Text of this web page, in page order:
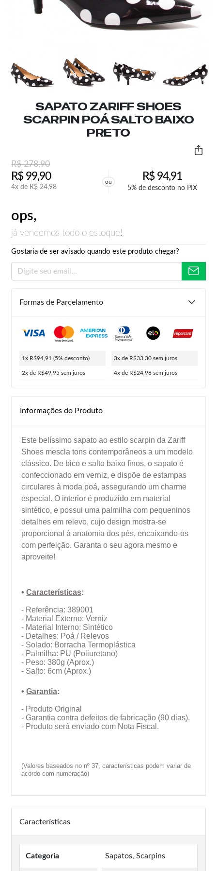
SAPATO ZARIFF SHOES
SCARPIN POÁ SALTO BAIXO
PRETO
R$278,90
R$99,90
4x de R$ 24,98
ou R$94,91
5% de desconto no PIX
ops,
já vendemos todo o estoque!
Gostaria de ser avisado quando este produto chegar?
Formas de Parcelamento
1x R$94,91 (5% desconto)
2x de R$49,95 sem juros
3x de R$33,30 sem juros
4x de R$24,98 sem juros
Informações do Produto
Este belíssimo sapato ao estilo scarpin da Zariff
Shoes mescla tons contemporâneos a um modelo
clássico. De bico e salto baixo finos, o sapato é
confeccionado em verniz, e dispõe de estampas
circulares à moda poá, assegurando um charme
especial. O interior é produzido em material
sintético, e possui uma palmilha com pequeninos
detalhes em relevo, cujo design mostra-se
proporcional à anatomia dos pés, encaixando-os
com perfeição. Garanta o seu agora mesmo e
aproveite!
• Características:
- Referência: 389001
- Material Externo: Verniz
- Material Interno: Sintético
- Detalhes: Poá / Relevos
- Solado: Borracha Termoplástica
- Palmilha: PU (Poliuretano)
- Peso: 380g (Aprox.)
- Salto: 6cm (Aprox.)
• Garantia:
- Produto Original
- Garantia contra defeitos de fabricação (90 dias).
- Produto será enviado com Nota Fiscal.
(Valores baseados no nº 37, características podem variar de
acordo com numeração)
Características
Categoria Sapatos, Scarpins